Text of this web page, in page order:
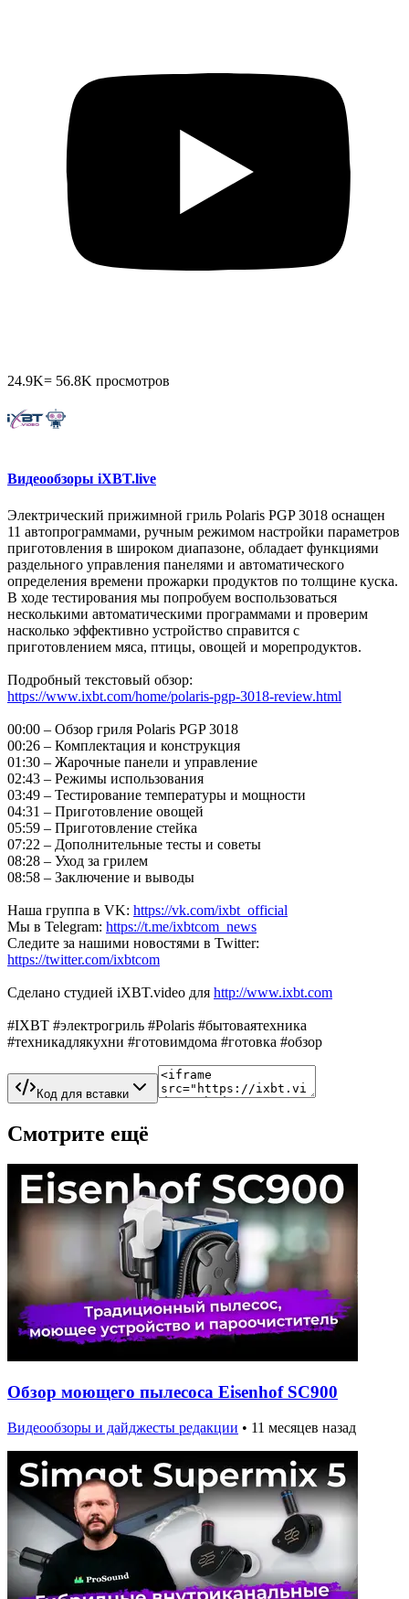
24.9K= 56.8K просмотров
Видеообзоры iXBT.live
Электрический прижимной гриль Polaris PGP 3018 оснащен
11 автопрограммами, ручным режимом настройки параметров
приготовления в широком диапазоне, обладает функциями
раздельного управления панелями и автоматического
определения времени прожарки продуктов по толщине куска.
В ходе тестирования мы попробуем воспользоваться
несколькими автоматическими программами и проверим
насколько эффективно устройство справится с
приготовлением мяса, птицы, овощей и морепродуктов.
Подробный текстовый обзор:
https://www.ixbt.com/home/polaris-pgp-3018-review.html
00:00 – Обзор гриля Polaris PGP 3018
00:26 – Комплектация и конструкция
01:30 – Жарочные панели и управление
02:43 – Режимы использования
03:49 – Тестирование температуры и мощности
04:31 – Приготовление овощей
05:59 – Приготовление стейка
07:22 – Дополнительные тесты и советы
08:28 – Уход за грилем
08:58 – Заключение и выводы
Наша группа в VK: https://vk.com/ixbt_official
Мы в Telegram: https://t.me/ixbtcom_news
Следите за нашими новостями в Twitter:
https://twitter.com/ixbtcom
Сделано студией iXBT.video для http://www.ixbt.com
#IXBT #электрогриль #Polaris #бытоваятехника
#техникадлякухни #готовимдома #готовка #обзор
Код для вставки
Смотрите ещё
Обзор моющего пылесоса Eisenhof SC900
Видеообзоры и дайджесты редакции • 11 месяцев назад